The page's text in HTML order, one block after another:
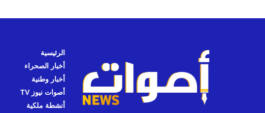
الرئيسية
أخبار الصحراء
أخبار وطنية
أصوات نيوز TV
أنشطة ملكية